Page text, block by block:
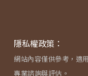
隱私權政策：
網站內容僅供參考，適
專業諮詢與評估。